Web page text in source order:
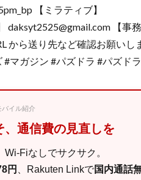
【ミラティブ】
【事
から送り先など確認お願いし
マガジン #パズドラ #パズド
バイル紹介
、通信費の見直しを
Fiなしでサクサク。
円 、Rakuten Linkで国内通話